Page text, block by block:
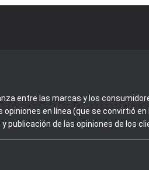
entre las marcas y los
en línea (que se convirtió
publicación de las opiniones de los